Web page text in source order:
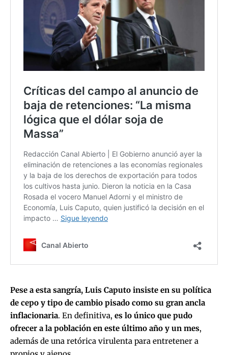
Pese a esta sangría, Luis Caputo insiste en su política
de cepo y tipo de cambio pisado como su gran ancla
inflacionaria. En definitiva, es lo único que pudo
ofrecer a la población en este último año y un mes,
además de una retórica virulenta para entretener a